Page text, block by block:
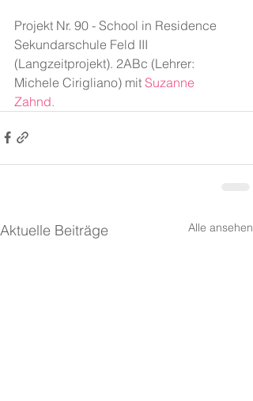
Projekt Nr. 90 - School in Residence
Sekundarschule Feld III
(Langzeitprojekt). 2ABc (Lehrer:
Michele Cirigliano) mit Suzanne
Zahnd.
Aktuelle Beiträge Alle ansehen